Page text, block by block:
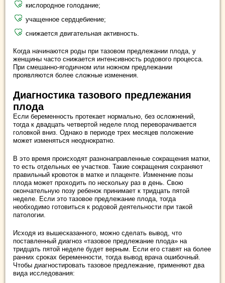
кислородное голодание;
учащенное сердцебиение;
снижается двигательная активность.
Когда начинаются роды при тазовом предлежании плода, у
женщины часто снижается интенсивность родового процесса.
При смешанно-ягодичном или ножном предлежании
проявляются более сложные изменения.
Диагностика тазового предлежания
плода
Если беременность протекает нормально, без осложнений,
тогда к двадцать четвертой неделе плод переворачивается
головкой вниз. Однако в периоде трех месяцев положение
может изменяться неоднократно.
В это время происходят разнонаправленные сокращения матки,
то есть отдельных ее участков. Такие сокращения сохраняют
правильный кровоток в матке и плаценте. Изменение позы
плода может проходить по нескольку раз в день. Свою
окончательную позу ребенок принимает к тридцать пятой
неделе. Если это тазовое предлежание плода, тогда
необходимо готовиться к родовой деятельности при такой
патологии.
Исходя из вышесказанного, можно сделать вывод, что
поставленный диагноз «тазовое предлежание плода» на
тридцать пятой неделе будет верным. Если его ставят на более
ранних сроках беременности, тогда вывод врача ошибочный.
Чтобы диагностировать тазовое предлежание, применяют два
вида исследования: